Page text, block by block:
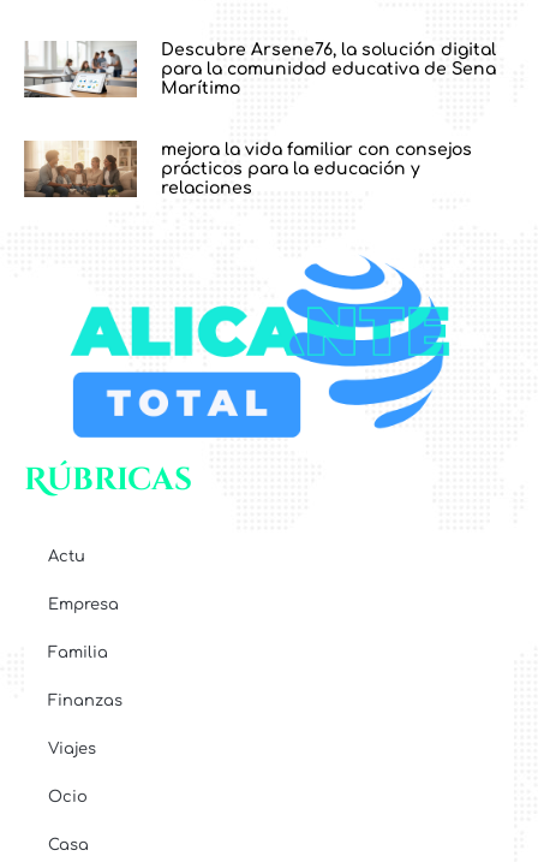
Descubre Arsene76, la solución digital
para la comunidad educativa de Sena
Marítimo
mejora la vida familiar con consejos
prácticos para la educación y
relaciones
Rúbricas
Actu
Empresa
Familia
Finanzas
Viajes
Ocio
Casa